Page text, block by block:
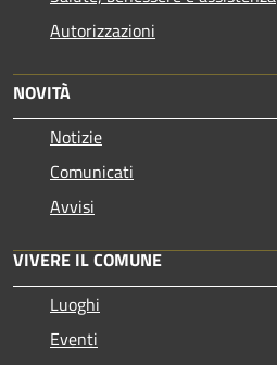
Autorizzazioni
NOVITÀ
Notizie
Comunicati
Avvisi
VIVERE IL COMUNE
Luoghi
Eventi